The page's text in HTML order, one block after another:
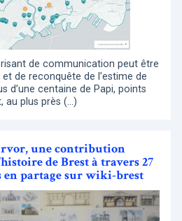
de communication peut être
de reconquête de l’estime de
d’une centaine de Papi, points
au plus près (…)
une contribution
de Brest à travers 27
en partage sur wiki-brest